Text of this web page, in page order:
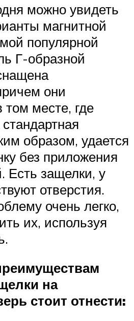
можно увидеть
магнитной
популярной
Г-образной
они
месте, где
образом, удается
без приложения
Есть защелки, у
отверстия.
очень легко,
их, используя
на
стоит отнести: